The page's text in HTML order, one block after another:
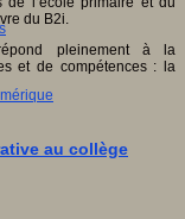
du B2i.
pleinement à la
et de compétences : la
au collège